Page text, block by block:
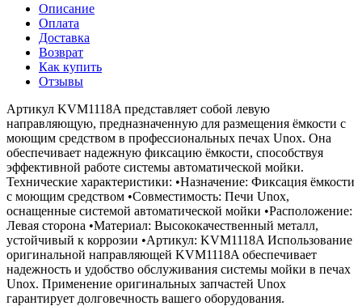
Описание
Оплата
Доставка
Возврат
Как купить
Отзывы
Артикул KVM1118A представляет собой левую
направляющую, предназначенную для размещения ёмкости с
моющим средством в профессиональных печах Unox. Она
обеспечивает надежную фиксацию ёмкости, способствуя
эффективной работе системы автоматической мойки.
Технические характеристики: •Назначение: Фиксация ёмкости
с моющим средством •Совместимость: Печи Unox,
оснащенные системой автоматической мойки •Расположение:
Левая сторона •Материал: Высококачественный металл,
устойчивый к коррозии •Артикул: KVM1118A Использование
оригинальной направляющей KVM1118A обеспечивает
надежность и удобство обслуживания системы мойки в печах
Unox. Применение оригинальных запчастей Unox
гарантирует долговечность вашего оборудования.